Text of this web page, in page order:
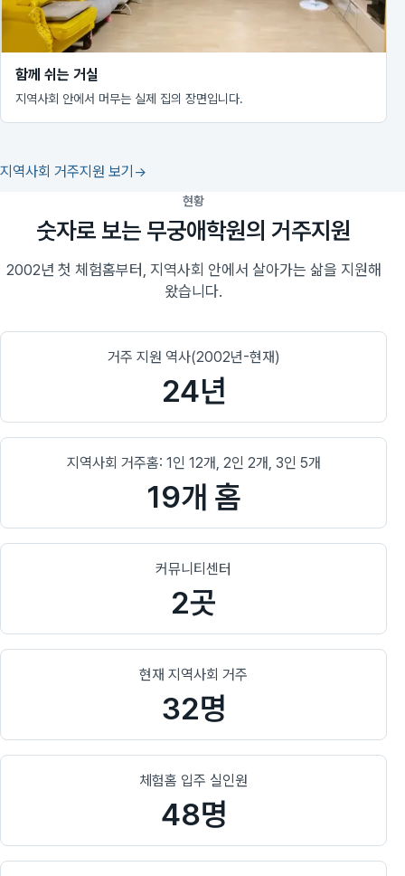
함께 쉬는 거실
지역사회 안에서 머무는 실제 집의 장면입니다.
지역사회 거주지원 보기
현황
숫자로 보는 무궁애학원의 거주지원
2002년 첫 체험홈부터, 지역사회 안에서 살아가는 삶을 지원해
왔습니다.
거주 지원 역사(2002년-현재)
24년
지역사회 거주홈: 1인 12개, 2인 2개, 3인 5개
19개 홈
커뮤니티센터
2곳
현재 지역사회 거주
32명
체험홈 입주 실인원
48명